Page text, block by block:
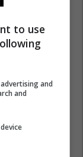
to use
and
and